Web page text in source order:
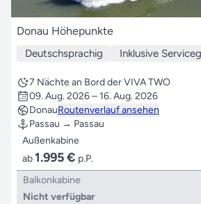
Donau Höhepunkte
Deutschsprachig Inklusive
7 Nächte an Bord der VIVA TWO
09. Aug. 2026 – 16. Aug. 2026
DonauRoutenverlauf ansehen
Passau → Passau
Außenkabine
ab1.995 € p.P.
Balkonkabine
Nicht verfügbar